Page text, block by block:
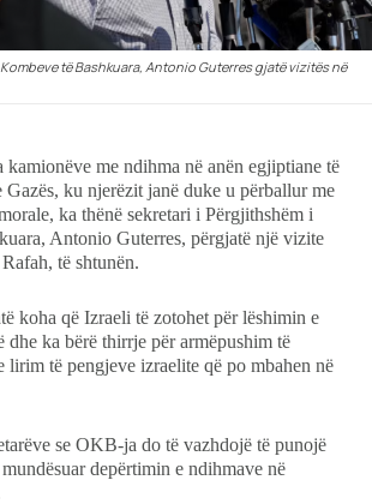
të Bashkuara, Antonio Guterres gjatë vizitës në
me ndihma në anën egjiptiane të
ku njerëzit janë duke u përballur me
ka thënë sekretari i Përgjithshëm i
Antonio Guterres, përgjatë një vizite
të shtunën.
koha që Izraeli të zotohet për lëshimin e
dhe ka bërë thirrje për armëpushim të
lirim të pengjeve izraelite që po mbahen në
se OKB-ja do të vazhdojë të punojë
depërtimin e ndihmave në